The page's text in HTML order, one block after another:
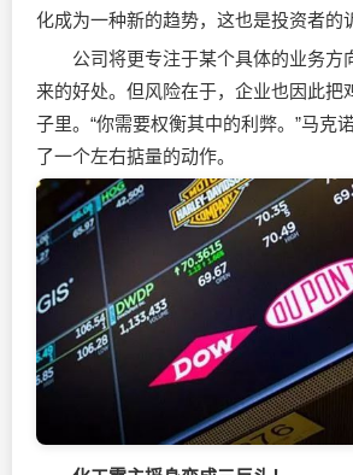
化成为一种新的趋势，这也是投资者的
公司将更专注于某个具体的业务方
来的好处。但风险在于，企业也因此把
子里。“你需要权衡其中的利弊。”马克
了一个左右掂量的动作。